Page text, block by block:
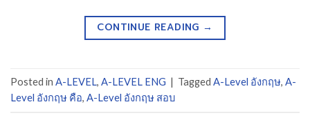
CONTINUE READING →
Posted in A-LEVEL, A-LEVEL ENG | Tagged A-Level อังกฤษ, A-
Level อังกฤษ คือ, A-Level อังกฤษ สอบ